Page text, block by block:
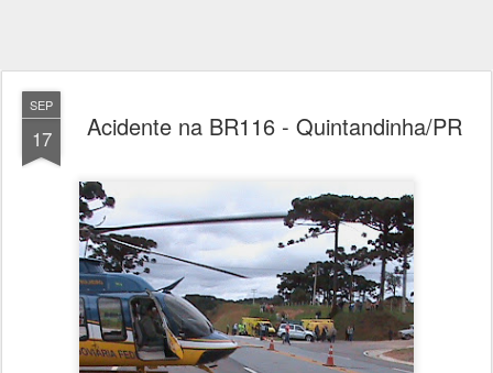
SEP
17 Acidente na BR116 - Quintandinha/PR